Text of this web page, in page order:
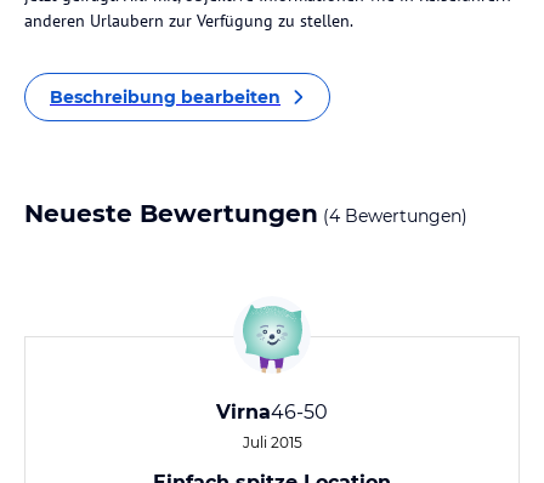
anderen Urlaubern zur Verfügung zu stellen.
Beschreibung bearbeiten
Neueste Bewertungen (4 Bewertungen)
Virna46-50
Juli 2015